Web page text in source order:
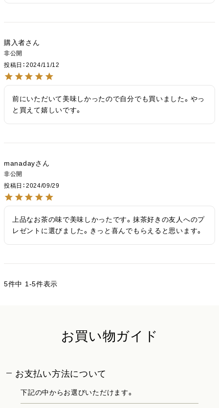
購入者
非公開
投稿日
2024/11/12
前にいただいて美味しかったので自分でも買いました。やっ
と買えて嬉しいです。
manaday
非公開
投稿日
2024/09/29
上品なお茶の味で美味しかったです。抹茶好きの友人へのプ
レゼントに選びました。きっと喜んでもらえると思います。
5件中 1-5件表示
お買い物ガイド
お支払い方法について
下記の中からお選びいただけます。